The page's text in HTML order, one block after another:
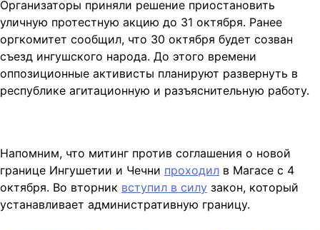
Организаторы приняли решение приостановить
уличную протестную акцию до 31 октября. Ранее
оргкомитет сообщил, что 30 октября будет созван
съезд ингушского народа. До этого времени
оппозиционные активисты планируют развернуть в
республике агитационную и разъяснительную работу.
Напомним, что митинг против соглашения о новой
границе Ингушетии и Чечни проходил в Магасе с 4
октября. Во вторник вступил в силу закон, который
устанавливает административную границу.